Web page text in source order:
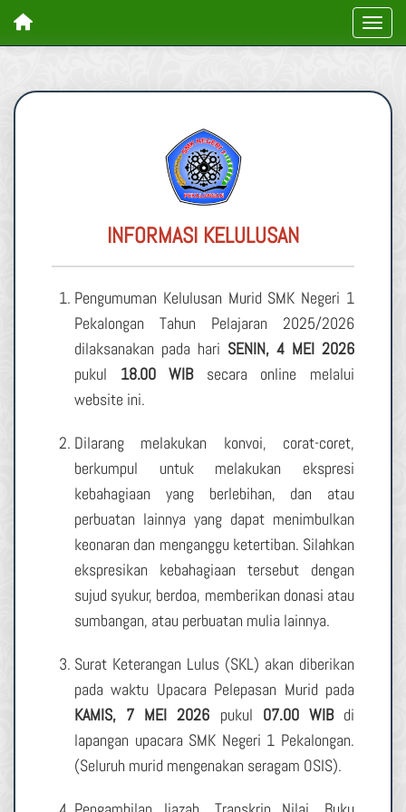
INFORMASI KELULUSAN
Pengumuman Kelulusan Murid SMK Negeri 1
Pekalongan Tahun Pelajaran 2025/2026
dilaksanakan pada hari SENIN, 4 MEI 2026
pukul 18.00 WIBsecara online melalui
website ini.
Dilarang melakukan konvoi, corat-coret,
berkumpul untuk melakukan ekspresi
kebahagiaan yang berlebihan, dan atau
perbuatan lainnya yang dapat menimbulkan
keonaran dan menganggu ketertiban. Silahkan
ekspresikan kebahagiaan tersebut dengan
sujud syukur, berdoa, memberikan donasi atau
sumbangan, atau perbuatan mulia lainnya.
Surat Keterangan Lulus (SKL) akan diberikan
pada waktu Upacara Pelepasan Murid pada
KAMIS, 7 MEI 2026 pukul 07.00 WIBdi
lapangan upacara SMK Negeri 1 Pekalongan.
(Seluruh murid mengenakan seragam OSIS).